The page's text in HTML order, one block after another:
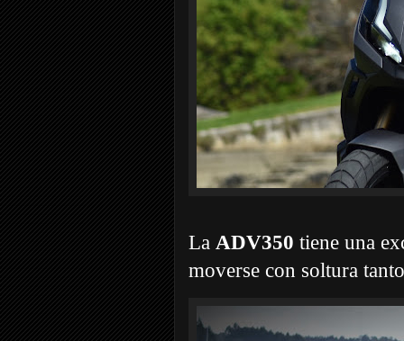
La ADV350 tiene una
moverse con soltura